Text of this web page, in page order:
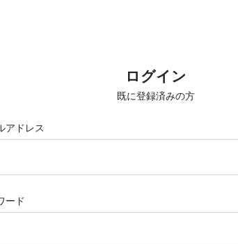
ログイン
既に登録済みの方
アドレス
ード